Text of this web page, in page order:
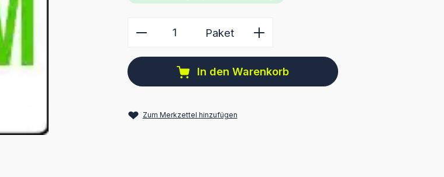
Produkt Anzahl: Gib den gewünschten Wert
Paket
In den Warenkorb
Zum Merkzettel hinzufügen